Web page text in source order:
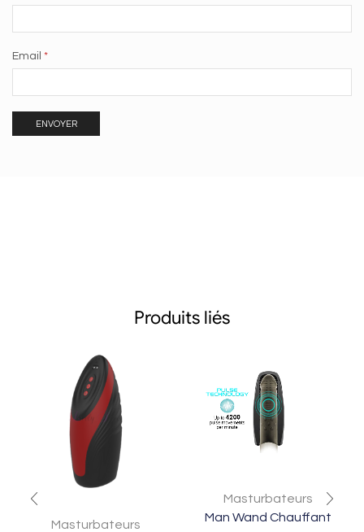
Email *
Produits liés
Masturbateurs
Masturbateurs
Man Wand Chauffant